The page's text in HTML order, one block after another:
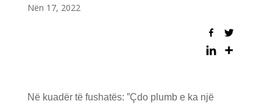
Nën 17, 2022
Në kuadër të fushatës: ”Çdo plumb e ka një